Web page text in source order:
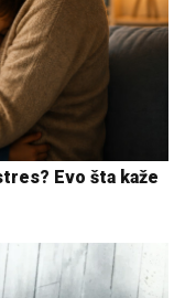
Evo šta kaže